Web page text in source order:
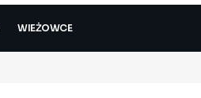
WIEŻOWCE